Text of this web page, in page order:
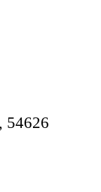
54626